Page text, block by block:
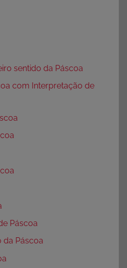
sentido da Páscoa
com Interpretação de
Páscoa
da Páscoa